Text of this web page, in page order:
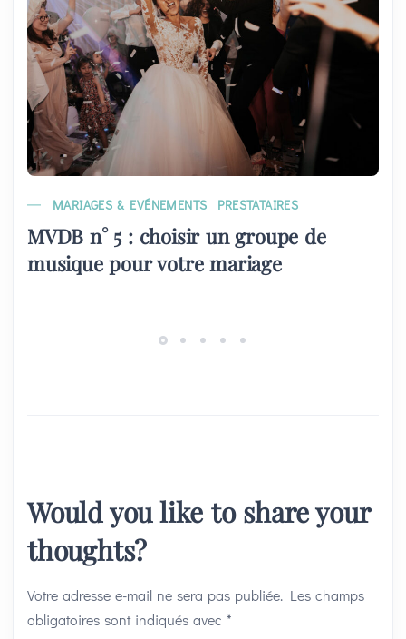
MARIAGES & EVÉNEMENTS PRESTATAIRES
MVDB n° 5 : choisir un groupe de
musique pour votre mariage
Would you like to share your
thoughts?
Votre adresse e-mail ne sera pas publiée. Les champs
obligatoires sont indiqués avec *